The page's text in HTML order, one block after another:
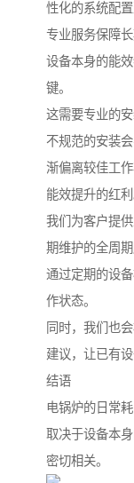
性化的系统配
专业服务保障
设备本身的能
键。
这需要专业的
不规范的安装
渐偏离较佳工
能效提升的红利
我们为客户提
期维护的全周期
通过定期的设
作状态。
同时，我们也
建议，让已有
结语
电锅炉的日常
取决于设备本
密切相关。